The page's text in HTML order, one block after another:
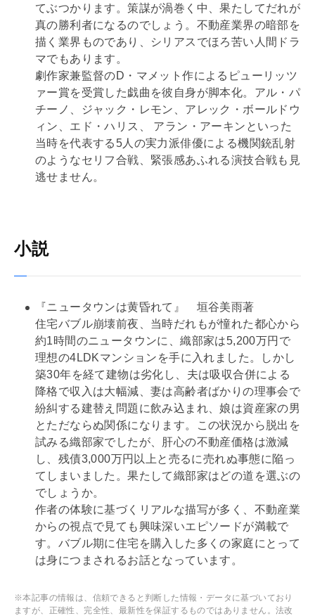
てぶつかります。策謀が渦巻く中、果たしてだれが
真の勝利者になるのでしょう。不動産業界の暗部を
描く業界ものであり、シリアスでほろ苦い人間ドラ
マでもあります。
劇作家兼監督のD・マメット作によるピューリッツ
ァー賞を受賞した戯曲を彼自身が脚本化。アル・パ
チーノ、ジャック・レモン、アレック・ボールドウ
ィン、エド・ハリス、 アラン・アーキンといった
当時を代表する5人の実力派俳優による機関銃乱射
のようなセリフ合戦、緊張感あふれる演技合戦も見
逃せません。
小説
『ニュータウンは黄昏れて』 垣谷美雨著
住宅バブル崩壊前夜、当時だれもが憧れた都心から
約1時間のニュータウンに、織部家は5,200万円で
理想の4 LDKマンションを手に入れました。しかし
築30年を経て建物は劣化し、夫は吸収合併による
降格で収入は大幅減、妻は高齢者ばかりの理事会で
紛糾する建替え問題に飲み込まれ、娘は資産家の男
とただならぬ関係になります。この状況から脱出を
試みる織部家でしたが、肝心の不動産価格は激減
し、 残債3,000万円以上と売るに売れぬ事態に陥っ
てしまいました。果たして織部家はどの道を選ぶの
でしょうか。
作者の体験に基づくリアルな描写が多く、不動産業
からの視点で見ても興味深いエピソードが満載で
す。バブル期に住宅を購入した多くの家庭にとって
は身につまされるお話となっています。
※本記事の情報は、信頼できると判断した情報・データに基づいており
ますが、正確性、完全性、最新性を保証するものではありません。法改